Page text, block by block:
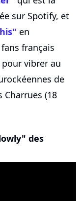
sur Spotify, et
en
français
vibrer au
de
(18
des